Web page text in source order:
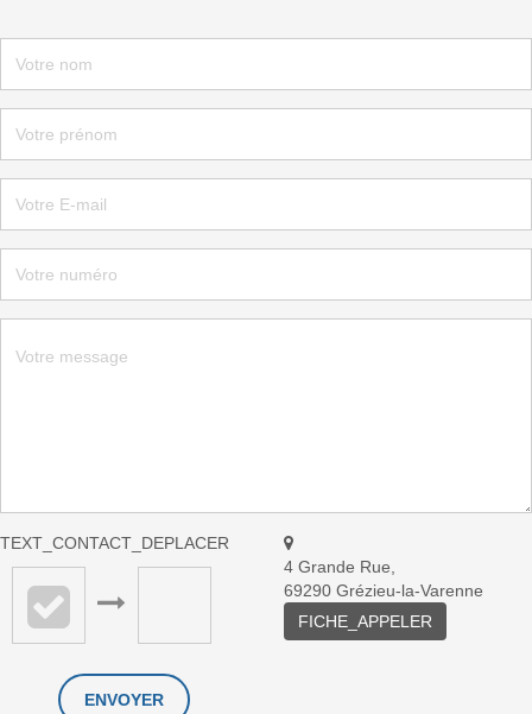
TEXT_CONTACT_DEPLACER
4 Grande Rue,
69290 Grézieu-la-Varenne
FICHE_APPELER